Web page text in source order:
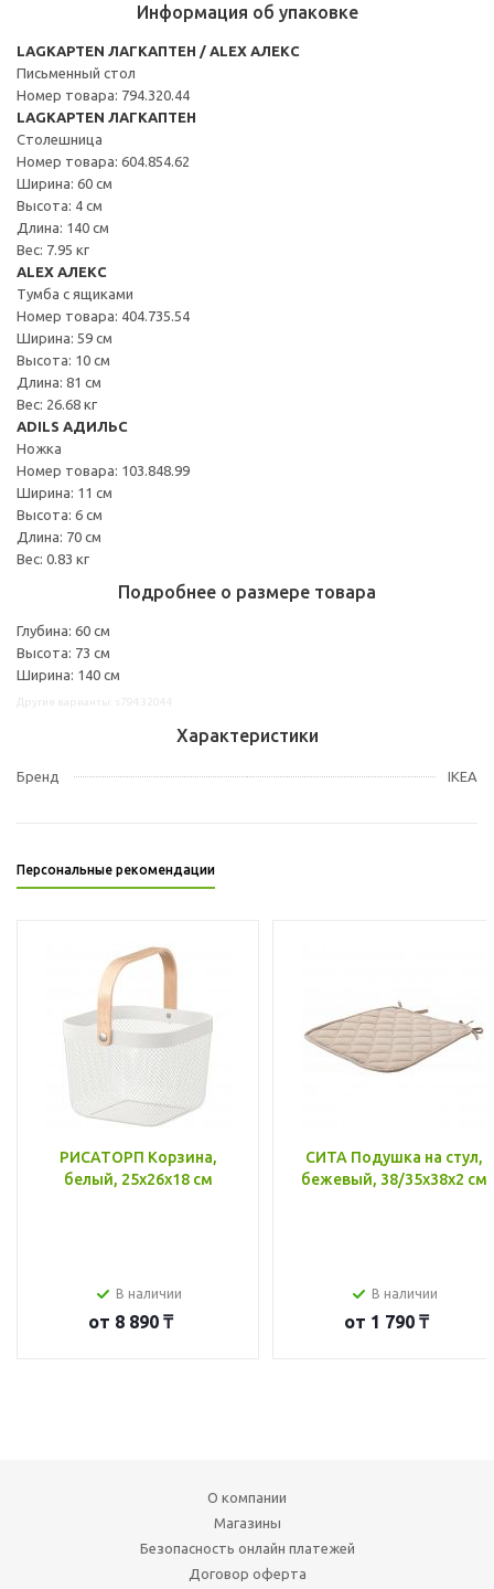
Информация об упаковке
LAGKAPTEN ЛАГКАПТЕН / ALEX АЛЕКС
Письменный стол
Номер товара: 794.320.44
LAGKAPTEN ЛАГКАПТЕН
Столешница
Номер товара: 604.854.62
Ширина: 60 см
Высота: 4 см
Длина: 140 см
Вес: 7.95 кг
ALEX АЛЕКС
Тумба с ящиками
Номер товара: 404.735.54
Ширина: 59 см
Высота: 10 см
Длина: 81 см
Вес: 26.68 кг
ADILS АДИЛЬС
Ножка
Номер товара: 103.848.99
Ширина: 11 см
Высота: 6 см
Длина: 70 см
Вес: 0.83 кг
Подробнее о размере товара
Глубина: 60 см
Высота: 73 см
Ширина: 140 см
Характеристики
Бренд IKEA
Персональные рекомендации
РИСАТОРП Корзина,
белый, 25x26x18 см
В наличии
от 8 890 ₸
СИТА Подушка на стул,
бежевый, 38/35x38x2 см
В наличии
от 1 790 ₸
О компании
Магазины
Безопасность онлайн платежей
Договор оферта